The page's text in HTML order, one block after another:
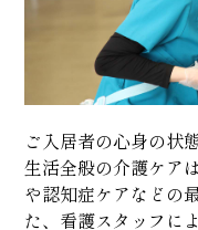
ご入居者の心身の状
生活全般の介護ケア
や認知症ケアなどの
た、看護スタッフに